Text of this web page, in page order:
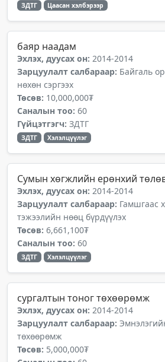
ЗДТГ Цаасан хэлбэрээр
баяр наадам
Эхлэх, дуусах он: 2014-2014
Зарцуулалт салбараар: Байгаль
нөхөн сэргээх
Төсөв: 10,000,000₮
Саналын тоо: 60
Гүйцэтгэгч: ЗДТГ
ЗДТГ Хэлэлцүүлэг
Сумын хөгжлийн ерөнхий
Эхлэх, дуусах он: 2014-2014
Зарцуулалт салбараар: Гамшгаас
тэжээлийн нөөц бүрдүүлэх
Төсөв: 6,661,100₮
Саналын тоо: 60
ЗДТГ Хэлэлцүүлэг
сургалтын тоног төхөөрөмж
Эхлэх, дуусах он: 2014-2014
Зарцуулалт салбараар:
төхөөрөмж
Төсөв: 5,000,000₮